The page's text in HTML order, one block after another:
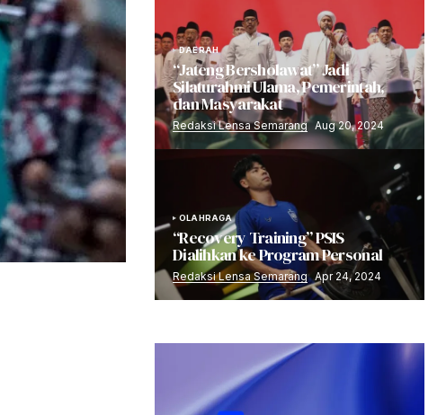
DAERAH
“Jateng Bersholawat” Jadi
Silaturahmi Ulama, Pemerintah,
dan Masyarakat
Redaksi Lensa Semarang Aug 20, 2024
OLAHRAGA
“Recovery Training” PSIS
Dialihkan ke Program Personal
Redaksi Lensa Semarang Apr 24, 2024